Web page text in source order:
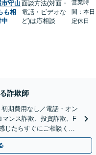
守山
も相
面談方法(対面・
電話・ビデオな
ど)は応相談
営業時
間：本日
定休日
詐欺師
期費用なし／電話・オン
ンス詐欺、投資詐欺、F
じたらすぐにご相談くだ